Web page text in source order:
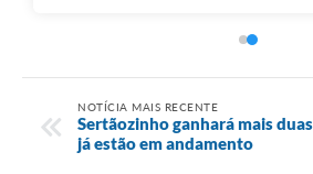
NOTÍCIA MAIS RECENTE
Sertãozinho ganhará mais
já estão em andamento